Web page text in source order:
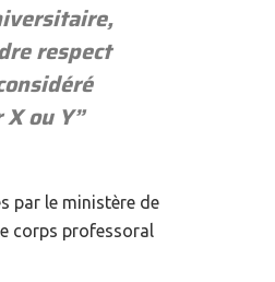
respect
ou Y”
par le ministère de
corps professoral